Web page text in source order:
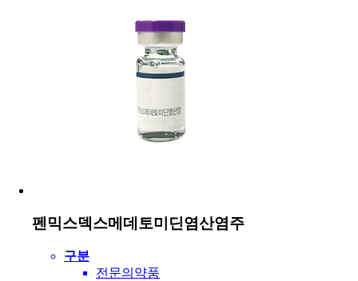
펜믹스덱스메데토미딘염산염주
구분
전문의약품